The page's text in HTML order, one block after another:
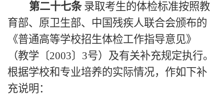
第二十七条 录取考生的体检标准按照教
育部、原卫生部、中国残疾人联合会颁布的
《普通高等学校招生体检工作指导意见》
（教学〔2003〕3号）及有关补充规定执行。
根据学校和专业培养的实际情况，作如下补
充说明：